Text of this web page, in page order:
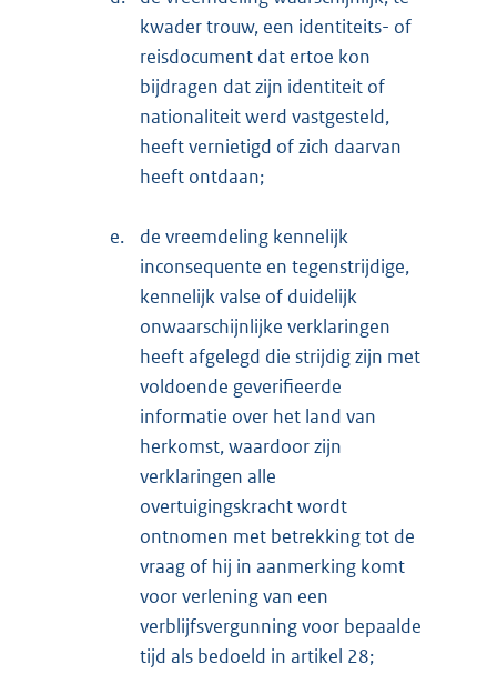
kwader trouw, een identiteits- of
reisdocument dat ertoe kon
bijdragen dat zijn identiteit of
nationaliteit werd vastgesteld,
heeft vernietigd of zich daarvan
heeft ontdaan;
e.
de vreemdeling kennelijk
inconsequente en tegenstrijdige,
kennelijk valse of duidelijk
onwaarschijnlijke verklaringen
heeft afgelegd die strijdig zijn met
voldoende geverifieerde
informatie over het land van
herkomst, waardoor zijn
verklaringen alle
overtuigingskracht wordt
ontnomen met betrekking tot de
vraag of hij in aanmerking komt
voor verlening van een
verblijfsvergunning voor bepaalde
tijd als bedoeld in artikel 28;